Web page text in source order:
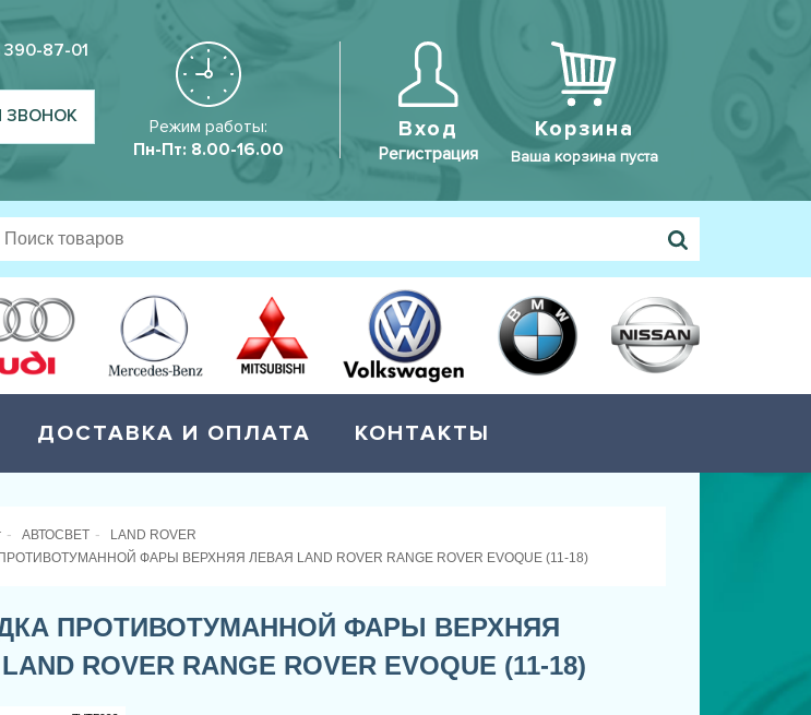
390-87-01
ЗВОНОК
Режим работы:
Пн-Пт: 8.00-16.00
Вход
Регистрация
Корзина
Ваша корзина пуста
ДОСТАВКА И ОПЛАТА КОНТАКТЫ
АВТОСВЕТ
LAND ROVER
ФАРЫ ВЕРХНЯЯ ЛЕВАЯ LAND ROVER RANGE ROVER EVOQUE (11-18)
ПРОТИВОТУМАННОЙ ФАРЫ ВЕРХНЯЯ
ROVER RANGE ROVER EVOQUE (11-18)